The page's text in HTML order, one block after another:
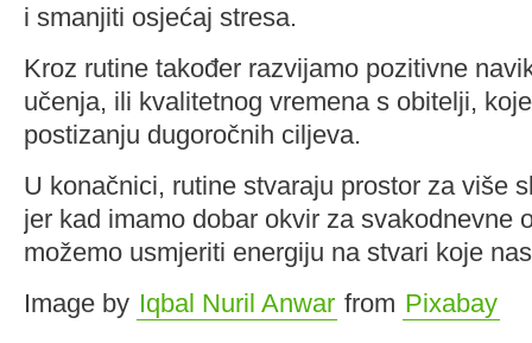
i smanjiti osjećaj stresa.
Kroz rutine također razvijamo pozitivne
učenja, ili kvalitetnog vremena s obitelji,
postizanju dugoročnih ciljeva.
U konačnici, rutine stvaraju prostor za više
jer kad imamo dobar okvir za svakodnevne
možemo usmjeriti energiju na stvari koje
Image by Iqbal Nuril Anwar from Pixabay